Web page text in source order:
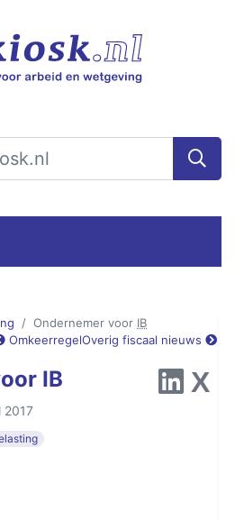
Ondernemer voor IB
OmkeerregelOverig fiscaal nieuws
IB
2017